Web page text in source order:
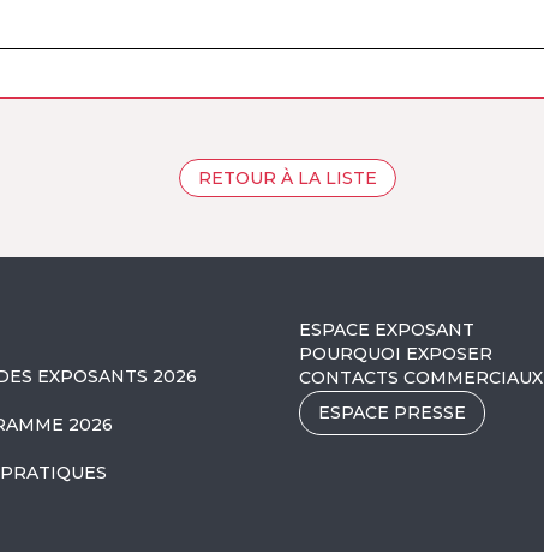
RETOUR À LA LISTE
EXPOSANTS 2026
2026
ESPACE EXPOSANT
POURQUOI EXPOSER
CONTACTS COMMERCIAUX
ESPACE PRESSE